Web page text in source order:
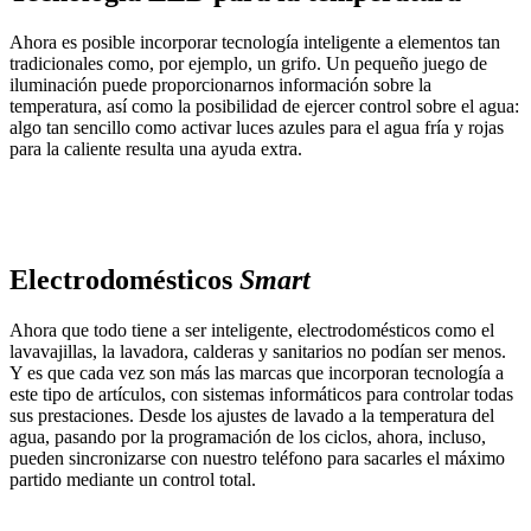
Ahora es posible incorporar tecnología inteligente a elementos tan
tradicionales como, por ejemplo, un grifo. Un pequeño juego de
iluminación puede proporcionarnos información sobre la
temperatura, así como la posibilidad de ejercer control sobre el agua:
algo tan sencillo como activar luces azules para el agua fría y rojas
para la caliente resulta una ayuda extra.
Electrodomésticos Smart
Ahora que todo tiene a ser inteligente, electrodomésticos como el
lavavajillas, la lavadora, calderas y sanitarios no podían ser menos.
Y es que cada vez son más las marcas que incorporan tecnología a
este tipo de artículos, con sistemas informáticos para controlar todas
sus prestaciones. Desde los ajustes de lavado a la temperatura del
agua, pasando por la programación de los ciclos, ahora, incluso,
pueden sincronizarse con nuestro teléfono para sacarles el máximo
partido mediante un control total.